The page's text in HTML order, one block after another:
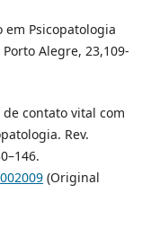
em Psicopatologia
Porto Alegre, 23,109-
de contato vital com
Rev.
(Original